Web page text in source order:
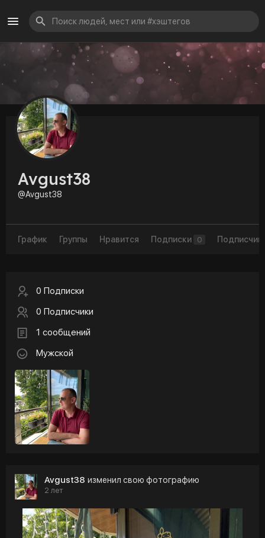
Avgust38
@Avgust38
График Группы Нравится Подписки 0
0 Подписки
0 Подписчики
1 сообщений
Мужской
Avgust38 изменил свою фотографию
2 лет